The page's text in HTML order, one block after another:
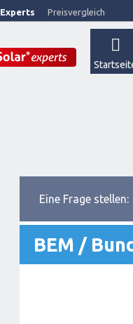
Experts Preisvergleich
Eine Frage stellen:
BEM /